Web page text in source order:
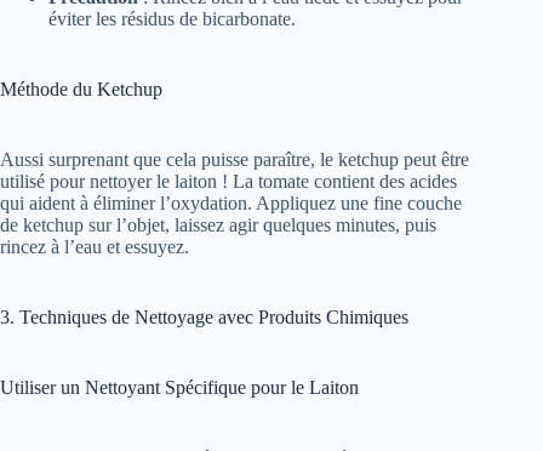
éviter les résidus de bicarbonate.
Méthode du Ketchup
Aussi surprenant que cela puisse paraître, le ketchup peut être
utilisé pour nettoyer le laiton ! La tomate contient des acides
qui aident à éliminer l’oxydation. Appliquez une fine couche
de ketchup sur l’objet, laissez agir quelques minutes, puis
rincez à l’eau et essuyez.
3. Techniques de Nettoyage avec Produits Chimiques
Utiliser un Nettoyant Spécifique pour le Laiton